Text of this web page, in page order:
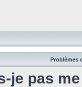
Problèmes
je pas